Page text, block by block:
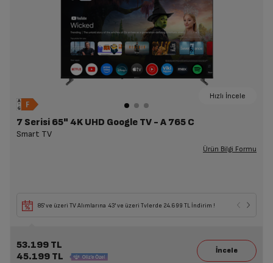
Hızlı İncele
7 Serisi 65" 4K UHD Google TV - A 765 C
Smart TV
Ürün Bilgi Formu
85' ve üzeri TV Alımlarına 43' ve üzeri Tvlerde 24.699 TL İndirim !
53.199 TL
45.199 TL